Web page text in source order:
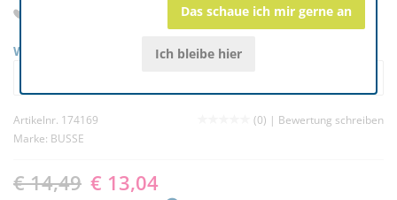
Doppel-Klettverschluss für sicheren Halt
Wunschvariante auswählen
Artikelnr. 174169 (0) | Bewertung schreiben
Marke: BUSSE
€ 14,49 € 13,04
Das schaue ich mir gerne an
Ich bleibe hier